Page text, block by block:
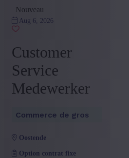
Nouveau
Aug 6, 2026
Customer
Service
Medewerker
Commerce de gros
oostende
Option contrat fixe